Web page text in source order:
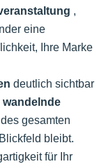
,
eine
Ihre Marke
deutlich sichtbar
wandelnde
gesamten
bleibt.
für Ihr